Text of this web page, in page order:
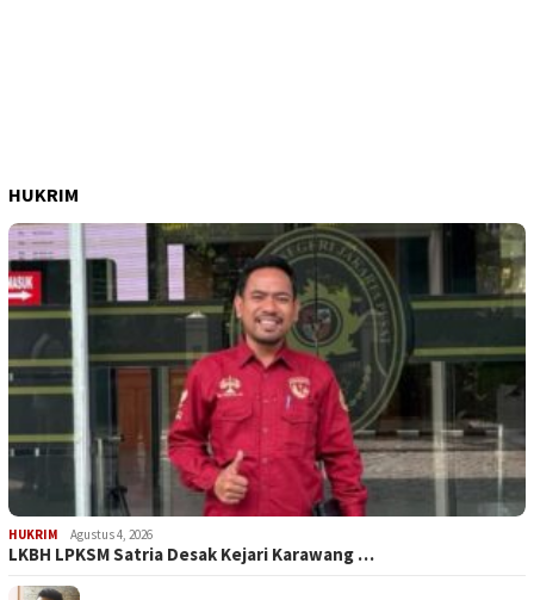
HUKRIM
HUKRIM Agustus 4, 2026
LKBH LPKSM Satria Desak Kejari Karawang …